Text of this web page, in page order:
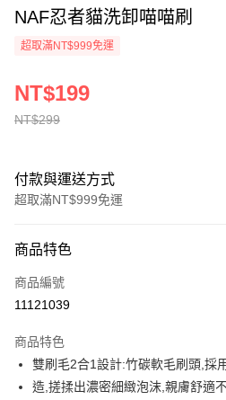
NAF忍者貓洗卸喵喵刷
超取滿NT$999免運
NT$299
NT$199
付款與運送方式
超取滿NT$999免運
信用卡一次付款
超商取貨付款
Apple Pay
街口支付
商品特色
商品編號
11121039
商品特色
雙刷毛2合1設計:竹碳軟毛刷頭,採
造,搓揉出濃密細緻泡沫,親膚舒適